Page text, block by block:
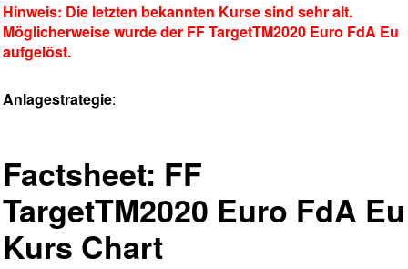
Hinweis: Die letzten bekannten Kurse sind sehr alt.
Möglicherweise wurde der FF TargetTM2020 Euro FdA Eu
aufgelöst.
Anlagestrategie:
Factsheet: FF
TargetTM2020 Euro FdA Eu
Kurs Chart